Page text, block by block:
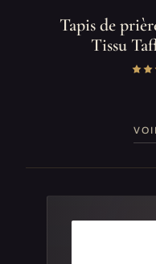
Tapis de
Tissu